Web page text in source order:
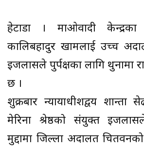
हेटौँडा । माओवादी केन्द्रका
कालिबहादुर खामलाई उच्च
इजलासले पुर्पक्षका लागि
छ ।
शुक्रबार न्यायाधीशद्वय शान्ता
मेरिना श्रेष्ठको संयुक्त
मुद्दामा जिल्ला अदालत